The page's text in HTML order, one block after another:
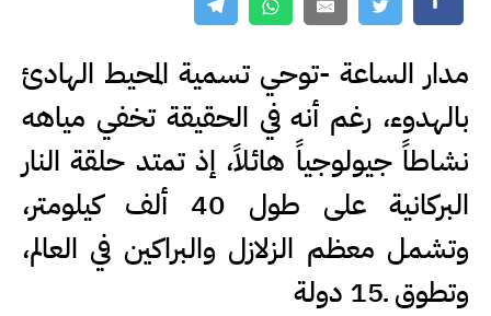
مدار الساعة -توحي تسمية المحيط الهادئ
بالهدوء، رغم أنه في الحقيقة تخفي مياهه
نشاطاً جيولوجياً هائلاً، إذ تمتد حلقة النار
البركانية على طول 40 ألف كيلومتر،
وتشمل معظم الزلازل والبراكين في العالم،
وتطوق ـ15 دولة